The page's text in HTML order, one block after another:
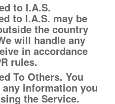
to I.A.S.
to I.A.S. may be
the country
will handle any
in accordance
rules.
To Others. You
information you
the Service.